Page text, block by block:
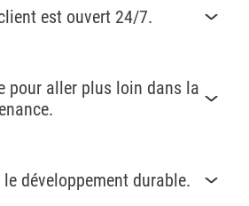
est ouvert 24/7.
pour aller plus loin dans la
développement durable.